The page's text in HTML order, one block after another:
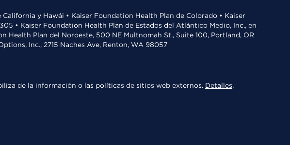
y Hawái • Kaiser Foundation Health Plan de Colorado • Kaiser
• Kaiser Foundation Health Plan de Estados del Atlántico Medio, Inc., en
Health Plan del Noroeste, 500 NE Multnomah St., Suite 100, Portland, OR
Inc., 2715 Naches Ave, Renton, WA 98057
de la información o las políticas de sitios web externos. Detalles.